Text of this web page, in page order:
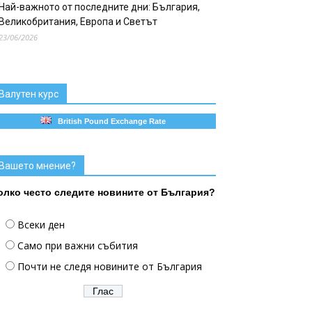
важното от последните дни: България,
Европа и Светът
06/2026
курс
British Pound Exchange Rate
мнение?
често следите новините от България?
Всеки ден
Само при важни събития
Почти не следя новините от България